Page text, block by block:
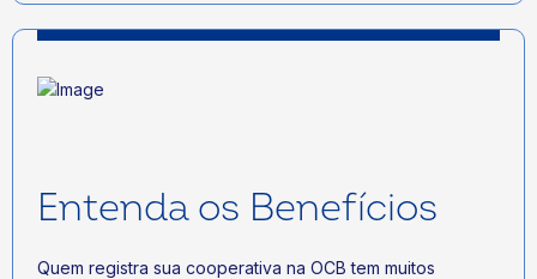
Entenda os Benefícios
Quem registra sua cooperativa na OCB tem muitos